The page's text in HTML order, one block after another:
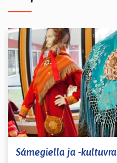
Sámegiella ja -kultuvra